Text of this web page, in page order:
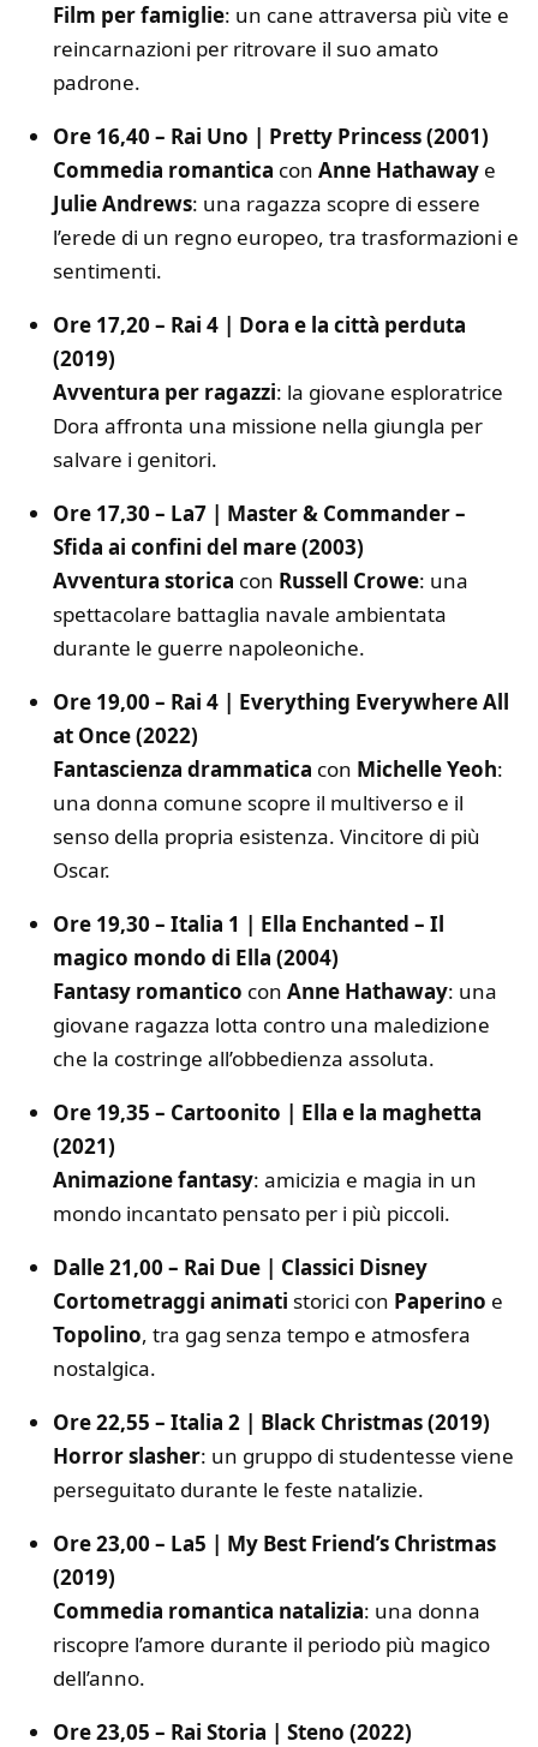
Film per famiglie: un cane attraversa più vite e
reincarnazioni per ritrovare il suo amato
padrone.
Ore 16,40 – Rai Uno | Pretty Princess (2001)
Commedia romantica con Anne Hathaway e
Julie Andrews: una ragazza scopre di essere
l’erede di un regno europeo, tra trasformazioni e
sentimenti.
Ore 17,20 – Rai 4 | Dora e la città perduta
(2019)
Avventura per ragazzi: la giovane esploratrice
Dora affronta una missione nella giungla per
salvare i genitori.
Ore 17,30 – La7 | Master & Commander –
Sfida ai confini del mare (2003)
Avventura storica con Russell Crowe: una
spettacolare battaglia navale ambientata
durante le guerre napoleoniche.
Ore 19,00 – Rai 4 | Everything Everywhere All
at Once (2022)
Fantascienza drammatica con Michelle Yeoh:
una donna comune scopre il multiverso e il
senso della propria esistenza. Vincitore di più
Oscar.
Ore 19,30 – Italia 1 | Ella Enchanted – Il
magico mondo di Ella (2004)
Fantasy romantico con Anne Hathaway: una
giovane ragazza lotta contro una maledizione
che la costringe all’obbedienza assoluta.
Ore 19,35 – Cartoonito | Ella e la maghetta
(2021)
Animazione fantasy: amicizia e magia in un
mondo incantato pensato per i più piccoli.
Dalle 21,00 – Rai Due | Classici Disney
Cortometraggi animati storici con Paperino e
Topolino, tra gag senza tempo e atmosfera
nostalgica.
Ore 22,55 – Italia 2 | Black Christmas (2019)
Horror slasher: un gruppo di studentesse viene
perseguitato durante le feste natalizie.
Ore 23,00 – La5 | My Best Friend’s Christmas
(2019)
Commedia romantica natalizia: una donna
riscopre l’amore durante il periodo più magico
dell’anno.
Ore 23,05 – Rai Storia | Steno (2022)